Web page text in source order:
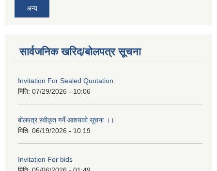
अन्य
सार्वजनिक खरिद/बोलपत्र सूचना
Invitation For Sealed Quotation
मिति: 07/29/2026 - 10:06
बोलपत्र स्वीकृत गर्ने आशयको सूचना ।।
मिति: 06/19/2026 - 10:19
Invitation For bids